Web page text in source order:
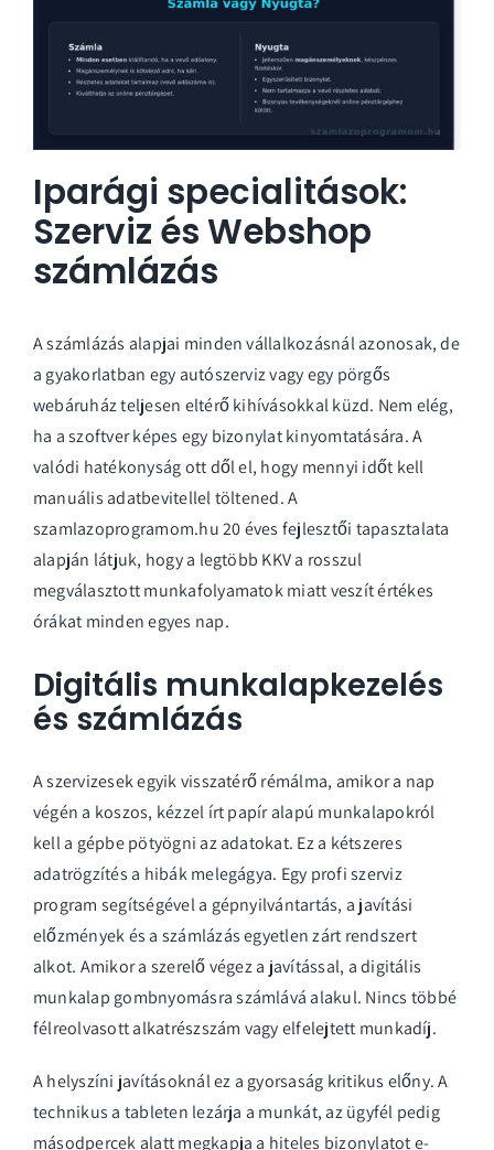
Iparági specialitások:
Szerviz és Webshop
számlázás
A számlázás alapjai minden vállalkozásnál azonosak, de
a gyakorlatban egy autószerviz vagy egy pörgős
webáruház teljesen eltérő kihívásokkal küzd. Nem elég,
ha a szoftver képes egy bizonylat kinyomtatására. A
valódi hatékonyság ott dől el, hogy mennyi időt kell
manuális adatbevitellel töltened. A
szamlazoprogramom.hu 20 éves fejlesztői tapasztalata
alapján látjuk, hogy a legtöbb KKV a rosszul
megválasztott munkafolyamatok miatt veszít értékes
órákat minden egyes nap.
Digitális munkalapkezelés
és számlázás
A szervizesek egyik visszatérő rémálma, amikor a nap
végén a koszos, kézzel írt papír alapú munkalapokról
kell a gépbe pötyögni az adatokat. Ez a kétszeres
adatrögzítés a hibák melegágya. Egy profiszerviz
program segítségével a gépnyilvántartás, a javítási
előzmények és a számlázás egyetlen zárt rendszert
alkot. Amikor a szerelő végez a javítással, a digitális
munkalap gombnyomásra számlává alakul. Nincs többé
félreolvasott alkatrészszám vagy elfelejtett munkadíj.
A helyszíni javításoknál ez a gyorsaság kritikus előny. A
technikus a tableten lezárja a munkát, az ügyfél pedig
másodpercek alatt megkapja a hiteles bizonylatot e-